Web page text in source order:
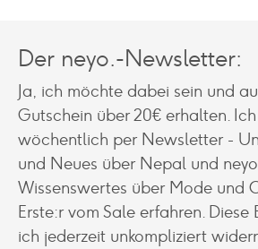
Der neyo.-Newsletter:
Ja, ich möchte dabei sein und
Gutschein über 20€ erhalten.
wöchentlich per Newsletter -
und Neues über Nepal und
Wissenswertes über Mode und
Erste:r vom Sale erfahren.
ich jederzeit unkompliziert